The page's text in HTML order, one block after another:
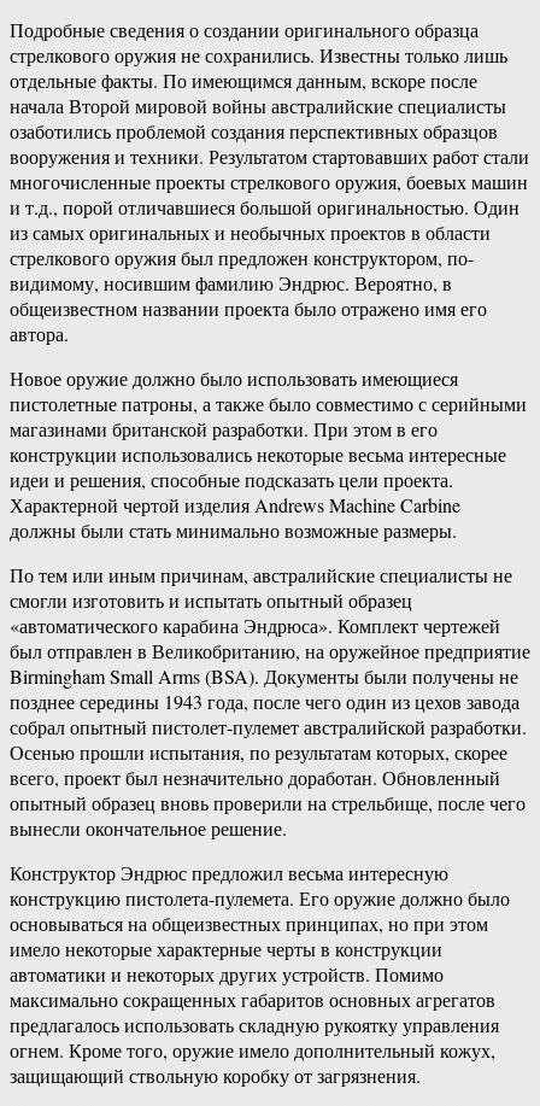
Подробные сведения о создании оригинального образца
стрелкового оружия не сохранились. Известны только лишь
отдельные факты. По имеющимся данным, вскоре после
начала Второй мировой войны австралийские специалисты
озаботились проблемой создания перспективных образцов
вооружения и техники. Результатом стартовавших работ стали
многочисленные проекты стрелкового оружия, боевых машин
и т.д., порой отличавшиеся большой оригинальностью. Один
из самых оригинальных и необычных проектов в области
стрелкового оружия был предложен конструктором, по-
видимому, носившим фамилию Эндрюс. Вероятно, в
общеизвестном названии проекта было отражено имя его
автора.
Новое оружие должно было использовать имеющиеся
пистолетные патроны, а также было совместимо с серийными
магазинами британской разработки. При этом в его
конструкции использовались некоторые весьма интересные
идеи и решения, способные подсказать цели проекта.
Характерной чертой изделия Andrews Machine Carbine
должны были стать минимально возможные размеры.
По тем или иным причинам, австралийские специалисты не
смогли изготовить и испытать опытный образец
«автоматического карабина Эндрюса». Комплект чертежей
был отправлен в Великобританию, на оружейное предприятие
Birmingham Small Arms (BSA). Документы были получены не
позднее середины 1943 года, после чего один из цехов завода
собрал опытный пистолет-пулемет австралийской разработки.
Осенью прошли испытания, по результатам которых, скорее
всего, проект был незначительно доработан. Обновленный
опытный образец вновь проверили на стрельбище, после чего
вынесли окончательное решение.
Конструктор Эндрюс предложил весьма интересную
конструкцию пистолета-пулемета. Его оружие должно было
основываться на общеизвестных принципах, но при этом
имело некоторые характерные черты в конструкции
автоматики и некоторых других устройств. Помимо
максимально сокращенных габаритов основных агрегатов
предлагалось использовать складную рукоятку управления
огнем. Кроме того, оружие имело дополнительный кожух,
защищающий ствольную коробку от загрязнения.